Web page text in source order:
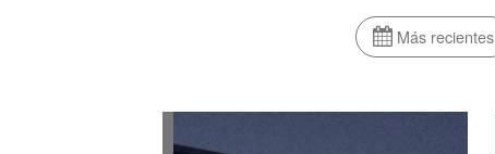
Más recientes